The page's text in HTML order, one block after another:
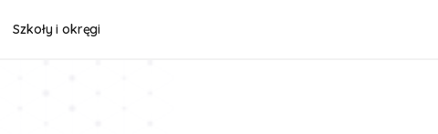
Szkoły i okręgi